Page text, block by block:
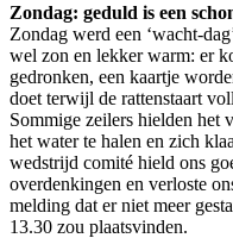
Zondag: geduld is een
Zondag werd een ‘wacht-
wel zon en lekker warm: er
gedronken, een kaartje
doet terwijl de rattenstaart
Sommige zeilers hielden het
het water te halen en zich
wedstrijd comité hield ons
overdenkingen en verloste
melding dat er niet meer
13.30 zou plaatsvinden.